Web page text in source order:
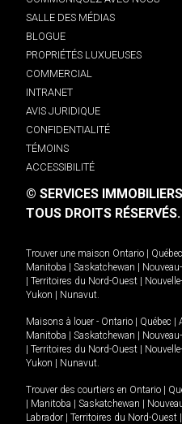
SALLE DES MÉDIAS
BLOGUE
PROPRIÉTÉS LUXUEUSES
COMMERCIAL
INTRANET
AVIS JURIDIQUE
CONFIDENTIALITÉ
TÉMOINS
ACCESSIBILITÉ
© SERVICES
TOUS DROITS RÉSERVÉS.
Trouver une maison Ontario | Québec
Manitoba | Saskatchewan |
| Territoires du Nord-Ouest |
Yukon | Nunavut
Maisons à louer - Ontario | Québec |
Manitoba | Saskatchewan |
| Territoires du Nord-Ouest |
Yukon | Nunavut
Trouver des courtiers en Ontario |
| Manitoba | Saskatchewan |
Labrador | Territoires du Nord-Ouest |